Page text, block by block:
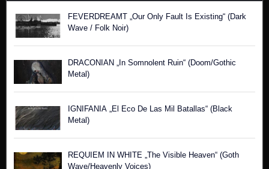
FEVERDREAMT „Our Only Fault Is Existing“ (Dark
Wave / Folk Noir)
DRACONIAN „In Somnolent Ruin“ (Doom/Gothic
Metal)
IGNIFANIA „El Eco De Las Mil Batallas“ (Black
Metal)
REQUIEM IN WHITE „The Visible Heaven“ (Goth
Wave/Heavenly Voices)